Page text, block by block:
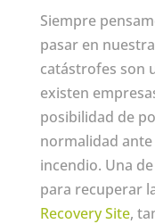
Siempre
pasar en
catástrofes son
existen
posibilidad de
normalidad
incendio. Una
para recuperar
Recovery Site,